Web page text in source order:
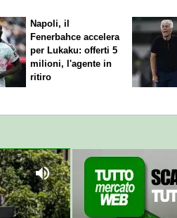
Napoli, il
Fenerbahce accelera
per Lukaku: offerti 5
milioni, l'agente in
ritiro